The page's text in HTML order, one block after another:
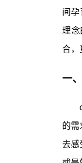
间
理
合
一
的
去